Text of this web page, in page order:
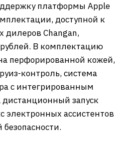
платформы Apple
доступной к
дилеров Changan,
В комплектацию
перфорированной кожей,
контроль, система
с интегрированным
дистанционный запуск
электронных ассистентов